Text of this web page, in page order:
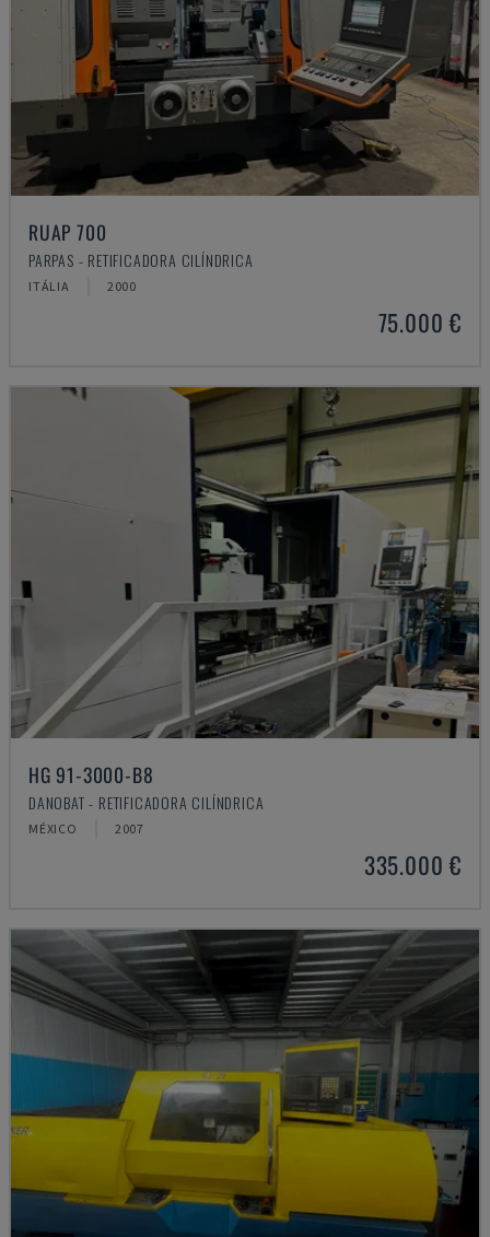
RUAP 700
PARPAS - RETIFICADORA CILÍNDRICA
ITÁLIA 2000
75.000 €
HG 91-3000-B8
DANOBAT - RETIFICADORA CILÍNDRICA
MÉXICO 2007
335.000 €